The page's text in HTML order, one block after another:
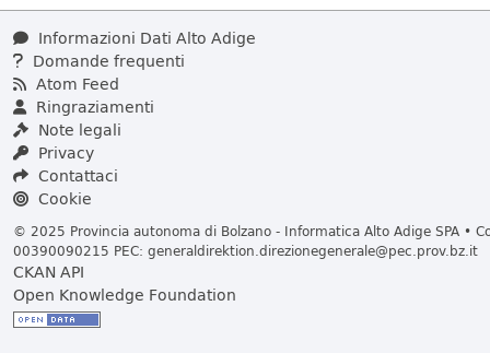
Informazioni Dati Alto Adige
Domande frequenti
Atom Feed
Ringraziamenti
Note legali
Privacy
Contattaci
Cookie
© 2025 Provincia autonoma di Bolzano - Informatica Alto Adige SPA •
00390090215 PEC: generaldirektion.direzionegenerale@pec.prov.bz.it
CKAN API
Open Knowledge Foundation